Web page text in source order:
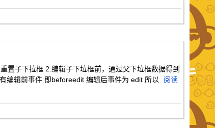
置子下拉框 2.编辑子下垃框前，通过父下垃框数据得到
编辑前事件 即beforeedit 编辑后事件为 edit 所以
阅读